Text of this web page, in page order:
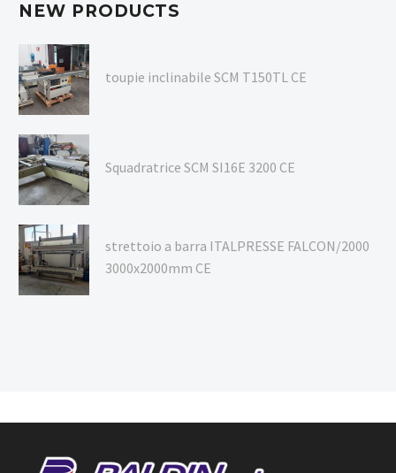
NEW PRODUCTS
toupie inclinabile SCM T150TL CE
Squadratrice SCM SI16E 3200 CE
strettoio a barra ITALPRESSE FALCON/2000
3000x2000mm CE